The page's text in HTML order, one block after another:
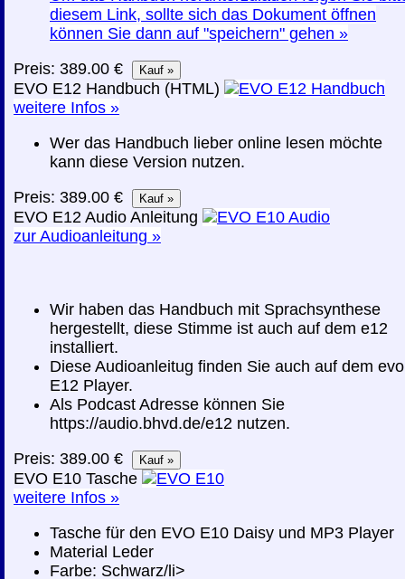
diesem Link, sollte sich das Dokument öffnen
können Sie dann auf "speichern" gehen »
Preis: 389.00 €
EVO E12 Handbuch (HTML)
weitere Infos »
Wer das Handbuch lieber online lesen möchte
kann diese Version nutzen.
Preis: 389.00 €
EVO E12 Audio Anleitung
zur Audioanleitung »
Wir haben das Handbuch mit Sprachsynthese
hergestellt, diese Stimme ist auch auf dem e12
installiert.
Diese Audioanleitug finden Sie auch auf dem evo
E12 Player.
Als Podcast Adresse können Sie
https://audio.bhvd.de/e12 nutzen.
Preis: 389.00 €
EVO E10 Tasche
weitere Infos »
Tasche für den EVO E10 Daisy und MP3 Player
Material Leder
Farbe: Schwarz/li>